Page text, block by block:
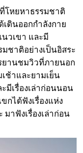
โหยหาธรรมชาติ
ดินออกกำลังกาย
วเขา และมี
ชาติอย่างเป็นอิสระ
ยานชมวิวที่ภายนอก
ช้าและยามเย็น
มีเรื่องเล่าก่อนนอน
กได้ฟังเรื่องแห่ง
าฟังเรื่องเล่าก่อน